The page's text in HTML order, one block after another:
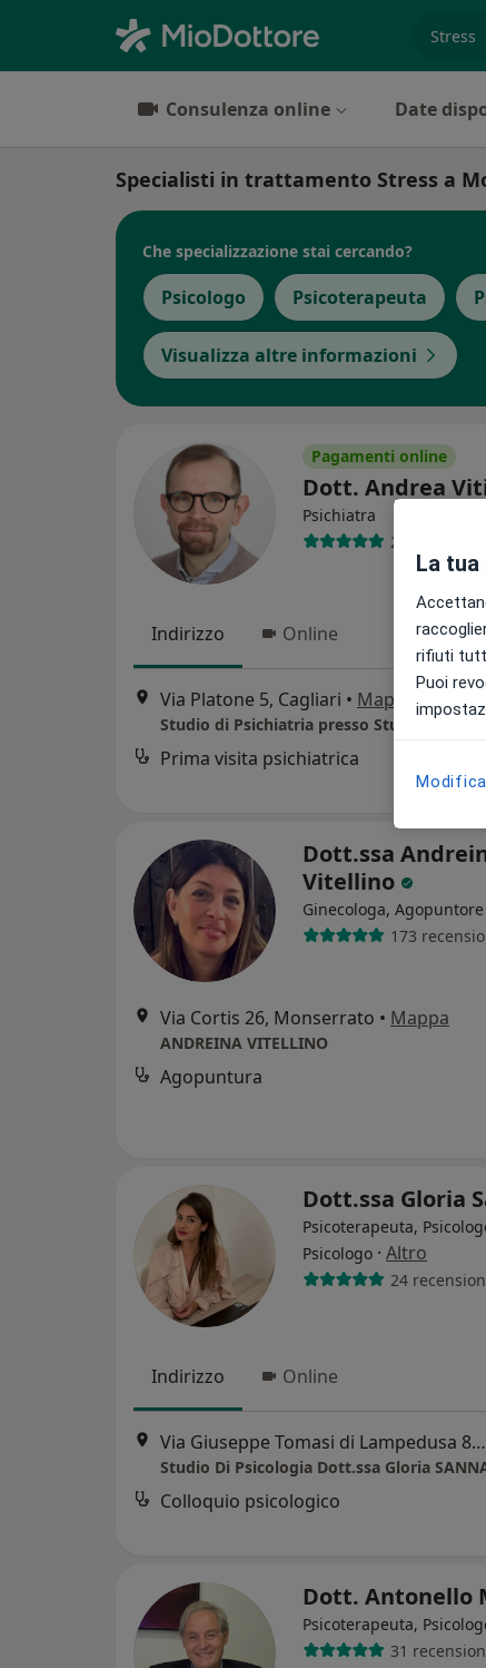
Consulenza online Date
Specialisti in trattamento Stress a
Che specializzazione stai cercando?
Psicologo Psicoterapeuta
Visualizza altre informazioni
Pagamenti online
Dott. Andrea
Psichiatra
20 recensioni
Indirizzo Online
Via Platone 5, Cagliari • Mappa
Studio di Psichiatria presso Studio
Prima visita psichiatrica
Dott.ssa
Vitellino
Ginecologa, Agopuntore
173
Via Cortis 26, Monserrato • Mappa
ANDREINA VITELLINO
Agopuntura
Dott.ssa Gloria
Psicoterapeuta,
Psicologo · Altro
24
Indirizzo Online
Via Giuseppe Tomasi di Lampedusa 8B, Cagliari
Studio Di Psicologia Dott.ssa Gloria
Colloquio psicologico
Dott. Antonello
Psicoterapeuta,
31
La
rifiuti
Puoi